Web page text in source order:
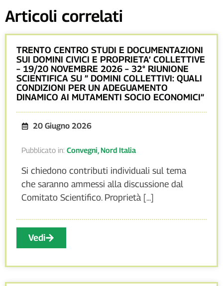
Articoli correlati
TRENTO CENTRO STUDI E DOCUMENTAZIONI
SUI DOMINI CIVICI E PROPRIETA’ COLLETTIVE
– 19/20 NOVEMBRE 2026 – 32° RIUNIONE
SCIENTIFICA SU ” DOMINI COLLETTIVI: QUALI
CONDIZIONI PER UN ADEGUAMENTO
DINAMICO AI MUTAMENTI SOCIO ECONOMICI”
20 Giugno 2026
Pubblicato in: Convegni, Nord Italia
Si chiedono contributi individuali sul tema
che saranno ammessi alla discussione dal
Comitato Scientifico. Proprietà [...]
Vedi